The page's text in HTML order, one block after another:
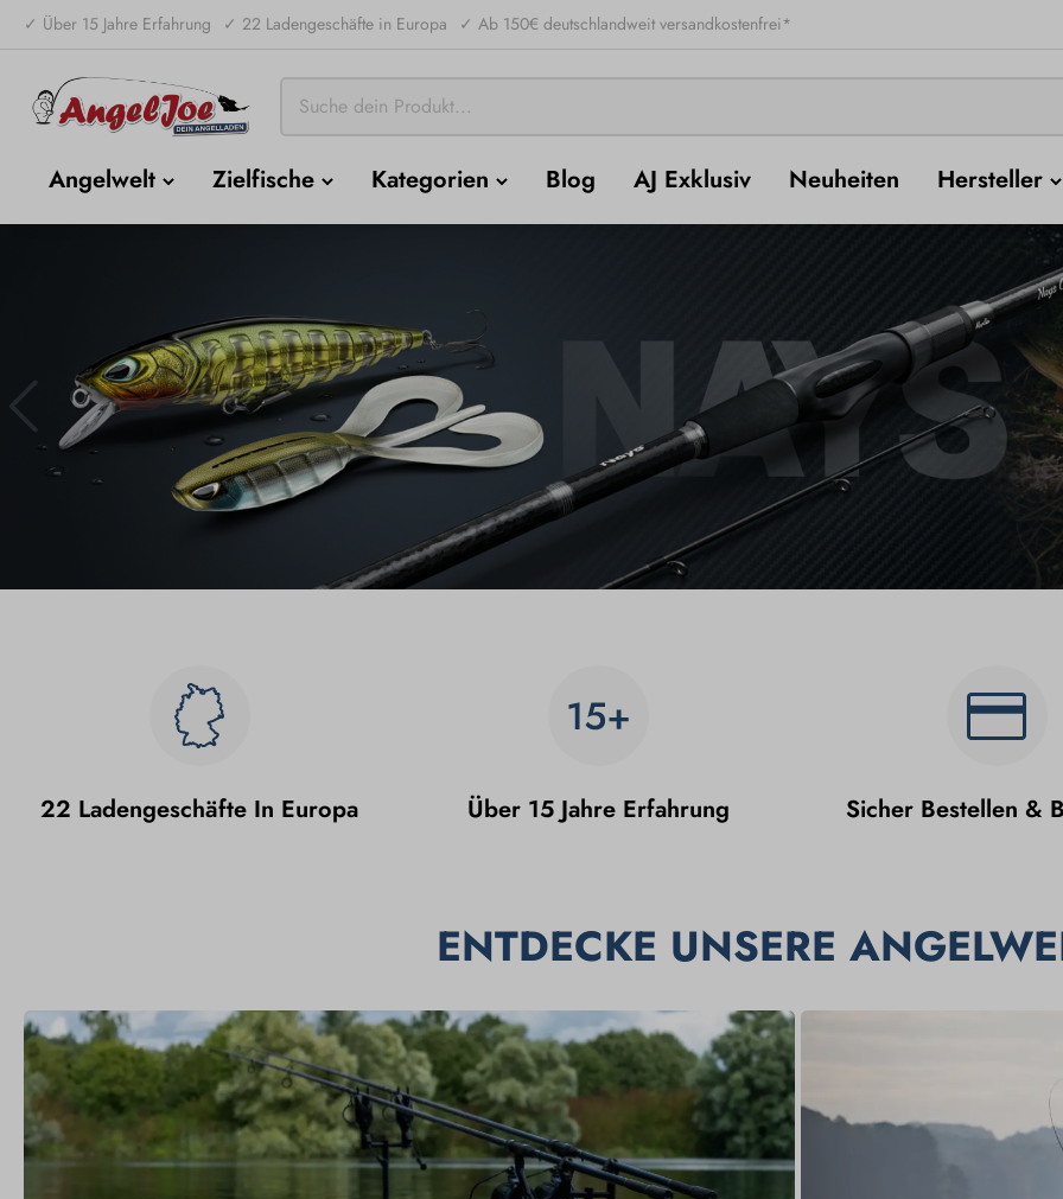
✓ Über 15 Jahre Erfahrung ✓ 22 Ladengeschäfte in Europa ✓ Ab 150€ deutschlandweit versandkostenfrei*
Angelwelt Zielfische Kategorien Blog AJ Exklusiv Neuheiten Hersteller
22 Ladengeschäfte In Europa Über 15 Jahre Erfahrung Sicher Bestellen &
ENTDECKE UNSERE